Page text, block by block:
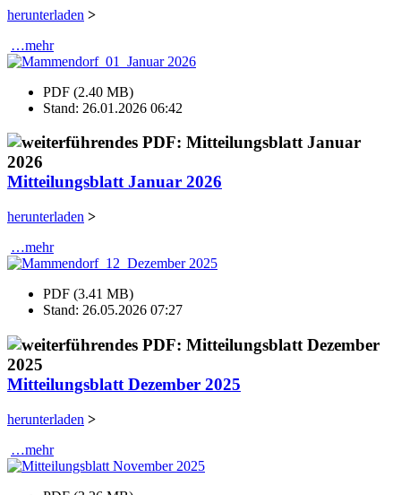
herunterladen >
…mehr
PDF (2.40 MB)
Stand: 26.01.2026 06:42
Mitteilungsblatt Januar 2026
herunterladen >
…mehr
PDF (3.41 MB)
Stand: 26.05.2026 07:27
Mitteilungsblatt Dezember 2025
herunterladen >
…mehr